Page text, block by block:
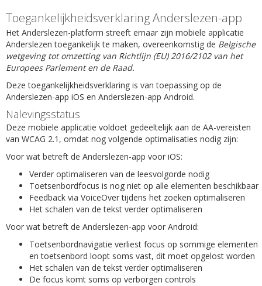
Toegankelijkheidsverklaring Anderslezen-app
Het Anderslezen-platform streeft ernaar zijn mobiele applicatie
Anderslezen toegankelijk te maken, overeenkomstig de Belgische
wetgeving tot omzetting van Richtlijn (EU) 2016/2102 van het
Europees Parlement en de Raad.
Deze toegankelijkheidsverklaring is van toepassing op de
Anderslezen-app iOS en Anderslezen-app Android.
Nalevingsstatus
Deze mobiele applicatie voldoet gedeeltelijk aan de AA-vereisten
van WCAG 2.1, omdat nog volgende optimalisaties nodig zijn:
Voor wat betreft de Anderslezen-app voor iOS:
Verder optimaliseren van de leesvolgorde nodig
Toetsenbordfocus is nog niet op alle elementen beschikbaar
Feedback via VoiceOver tijdens het zoeken optimaliseren
Het schalen van de tekst verder optimaliseren
Voor wat betreft de Anderslezen-app voor Android:
Toetsenbordnavigatie verliest focus op sommige elementen
en toetsenbord loopt soms vast, dit moet opgelost worden
Het schalen van de tekst verder optimaliseren
De focus komt soms op verborgen controls